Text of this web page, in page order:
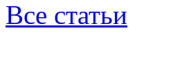
Все статьи